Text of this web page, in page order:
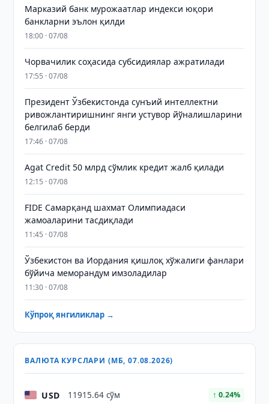
Марказий банк мурожаатлар индекси юқори
банкларни эълон қилди
18:00 · 07/08
Чорвачилик соҳасида субсидиялар ажратилади
17:55 · 07/08
Президент Ўзбекистонда сунъий интеллектни
ривожлантиришнинг янги устувор йўналишларини
белгилаб берди
17:46 · 07/08
Agat Credit 50 млрд сўмлик кредит жалб қилади
12:15 · 07/08
FIDE Самарқанд шахмат Олимпиадаси
жамоаларини тасдиқлади
11:45 · 07/08
Ўзбекистон ва Иордания қишлоқ хўжалиги фанлари
бўйича меморандум имзоладилар
11:30 · 07/08
Кўпроқ янгиликлар →
ВАЛЮТА КУРСЛАРИ (МБ, 07.08.2026)
USD 11915.64 сўм ↑ 0.24%